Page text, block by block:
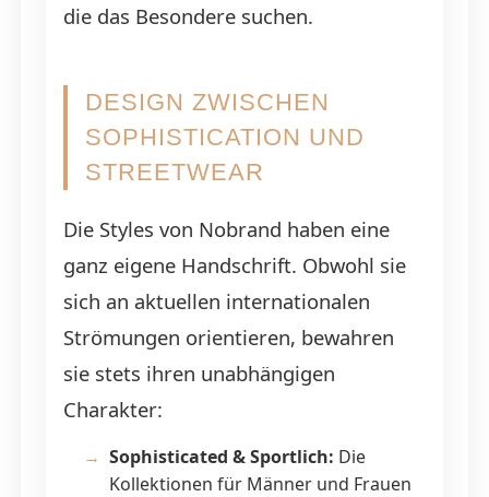
die das Besondere suchen.
DESIGN ZWISCHEN
SOPHISTICATION UND
STREETWEAR
Die Styles von Nobrand haben eine
ganz eigene Handschrift. Obwohl sie
sich an aktuellen internationalen
Strömungen orientieren, bewahren
sie stets ihren unabhängigen
Charakter:
Sophisticated & Sportlich: Die
Kollektionen für Männer und Frauen